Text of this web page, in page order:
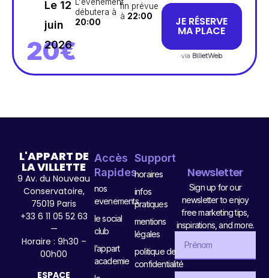
20€
Le 12
juin
2026
débutera à
20:00
fin prévue
à 22:00 JE RÉSERVE
MA PLACE
via BilletWeb
L'APPART DE
LA VILLETTE
9 Av. du Nouveau
Conservatoire,
75019 Paris
+33 6 11 05 52 63
—
Horaire : 9h30 –
00h00
ESPACE
Accès
Rapides
nos
evenements
le social
club
l’appart
academie
Support
horaires
infos
pratiques
mentions
légales
politique de
confidentialité
Newsletter
Sign up for our
newsletter to enjoy
free marketing tips,
inspirations, and more.